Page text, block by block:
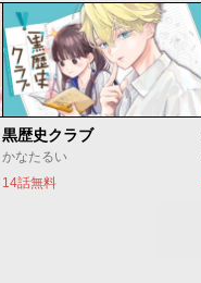
黒歴史クラブ
かなたるい
14話無料